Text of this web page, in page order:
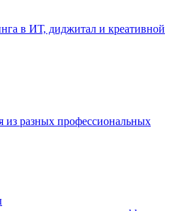
в ИТ, диджитал и креативной
из разных профессиональных